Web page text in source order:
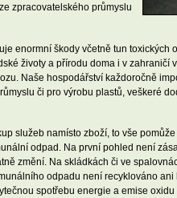
zpracovatelského průmyslu
enormní škody včetně tun toxických
životy a přírodu doma i v zahraničí
Naše hospodářství každoročně
či pro výrobu plastů, veškeré
služeb namísto zboží, to vše
odpad. Na první pohled není
změní. Na skládkách či ve
odpadu není recyklováno
spotřebu energie a emise